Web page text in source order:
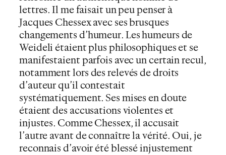
lettres. Il me faisait un peu penser à
Jacques Chessex avec ses brusques
changements d’humeur. Les humeurs de
Weideli étaient plus philosophiques et se
manifestaient parfois avec un certain recul,
notamment lors des relevés de droits
d’auteur qu’il contestait
systématiquement. Ses mises en doute
étaient des accusations violentes et
injustes. Comme Chessex, il accusait
l’autre avant de connaître la vérité. Oui, je
reconnais d’avoir été blessé injustement